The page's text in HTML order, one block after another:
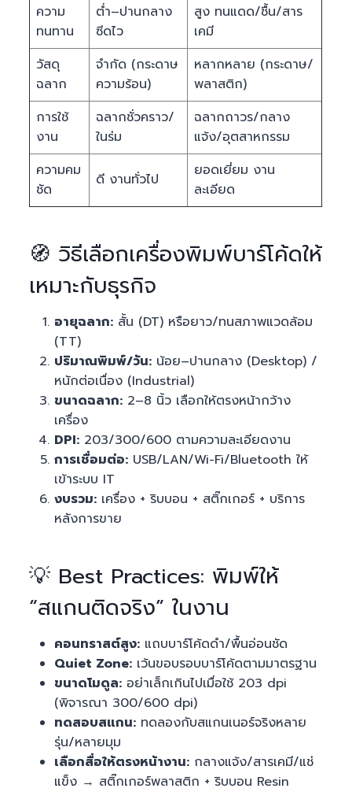
ความ
ทนทาน
ต่ำ–ปานกลาง
ซีดไว
สูง ทนแดด/ชื้น/สาร
เคมี
วัสดุ
ฉลาก
จำกัด (กระดาษ
ความร้อน)
หลากหลาย (กระดาษ/
พลาสติก)
การใช้
งาน
ฉลากชั่วคราว/
ในร่ม
ฉลากถาวร/กลาง
แจ้ง/อุตสาหกรรม
ความคม
ชัด
ดี งานทั่วไป
ยอดเยี่ยม งาน
ละเอียด
🧭 วิธีเลือกเครื่องพิมพ์บาร์โค้ดให้
เหมาะกับธุรกิจ
อายุฉลาก: สั้น (DT) หรือยาว/ทนสภาพแวดล้อม
(TT)
ปริมาณพิมพ์/วัน: น้อย–ปานกลาง (Desktop) /
หนักต่อเนื่อง (Industrial)
ขนาดฉลาก: 2–8 นิ้ว เลือกให้ตรงหน้ากว้าง
เครื่อง
DPI: 203/300/600 ตามความละเอียดงาน
การเชื่อมต่อ: USB/LAN/Wi-Fi/Bluetooth ให้
เข้าระบบ IT
งบรวม: เครื่อง + ริบบอน + สติ๊กเกอร์ + บริการ
หลังการขาย
💡 Best Practices: พิมพ์ให้
“สแกนติดจริง” ในงาน
คอนทราสต์สูง: แถบบาร์โค้ดดำ/พื้นอ่อนชัด
Quiet Zone: เว้นขอบรอบบาร์โค้ดตามมาตรฐาน
ขนาดโมดูล: อย่าเล็กเกินไปเมื่อใช้ 203 dpi
(พิจารณา 300/600 dpi)
ทดสอบสแกน: ทดลองกับสแกนเนอร์จริงหลาย
รุ่น/หลายมุม
เลือกสื่อให้ตรงหน้างาน: กลางแจ้ง/สารเคมี/แช่
แข็ง → สติ๊กเกอร์พลาสติก + ริบบอน Resin